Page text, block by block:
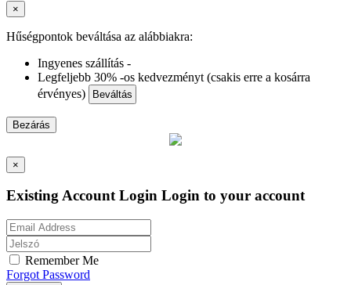
×
Hűségpontok beváltása az alábbiakra:
Ingyenes szállítás -
Legfeljebb 30% -os kedvezményt (csakis erre a kosárra
érvényes)
Beváltás
Bezárás
×
Existing Account Login Login to your account
Remember Me
Forgot Password